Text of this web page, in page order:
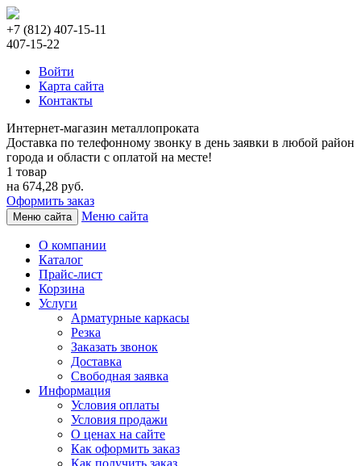
+7 (812) 407-15-11
407-15-22
Войти
Карта сайта
Контакты
Интернет-магазин металлопроката
Доставка по телефонному звонку в день заявки в любой район
города и области с оплатой на месте!
1 товар
на 674,28 руб.
Оформить заказ
Меню сайта Меню сайта
О компании
Каталог
Прайс-лист
Корзина
Услуги
Арматурные каркасы
Резка
Заказать звонок
Доставка
Свободная заявка
Информация
Условия оплаты
Условия продажи
О ценах на сайте
Как оформить заказ
Как получить заказ